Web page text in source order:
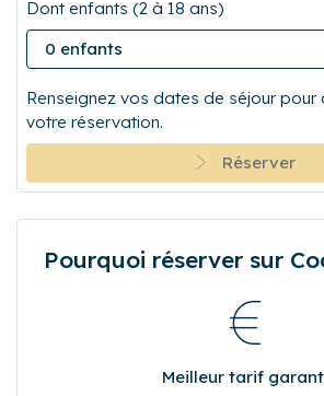
Voyageurs
Dont enfants (2 à 18 ans)
Renseignez vos dates de séjour pour
Pourquoi réserver sur